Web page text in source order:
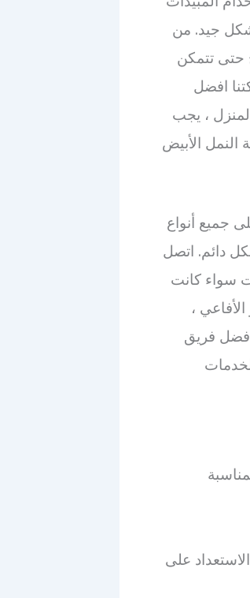
جيد. من
حتى تتمكن
افضل
، يجب
الأبيض
جميع أنواع
دائم. اتصل
سواء كانت
،
فريق
على